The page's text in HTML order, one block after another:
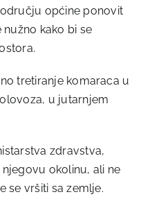
općine ponovit
nužno kako bi se
tretiranje komaraca u
u jutarnjem
zdravstva,
okolinu, ali ne
se vršiti sa zemlje.